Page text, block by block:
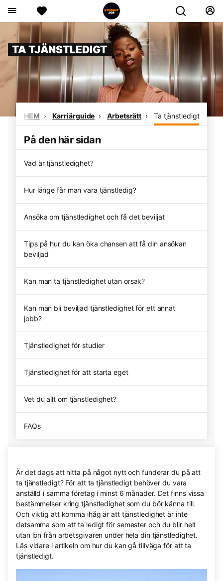
TA TJÄNSTLEDIGT
HEM Karriärguide Arbetsrätt Ta tjänstledigt
På den här sidan
Vad är tjänstledighet?
Hur länge får man vara tjänstledig?
Ansöka om tjänstledighet och få det beviljat
Tips på hur du kan öka chansen att få din ansökan
beviljad
Kan man ta tjänstledighet utan orsak?
Kan man bli beviljad tjänstledighet för ett annat
jobb?
Tjänstledighet för studier
Tjänstledighet för att starta eget
Vet du allt om tjänstledighet?
FAQs
Är det dags att hitta på något nytt och funderar du på att
ta tjänstledigt? För att ta tjänstledigt behöver du vara
anställd i samma företag i minst 6 månader. Det finns vissa
bestämmelser kring tjänstledighet som du bör känna till.
Och viktig att komma ihåg är att tjänstledighet är inte
detsamma som att ta ledigt för semester och du blir helt
utan lön från arbetsgivaren under hela din tjänstledighet.
Läs vidare i artikeln om hur du kan gå tillväga för att ta
tjänstledigt.